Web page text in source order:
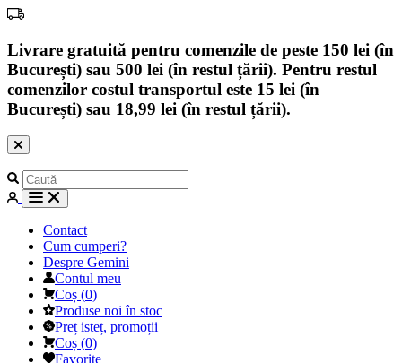
Livrare gratuită pentru comenzile de peste 150 lei (în
București) sau 500 lei (în restul țării). Pentru restul
comenzilor costul transportul este 15 lei (în
București) sau 18,99 lei (în restul țării).
Contact
Cum cumperi?
Despre Gemini
Contul meu
Coș (0)
Produse noi în stoc
Preț isteț, promoții
Coș (0)
Favorite